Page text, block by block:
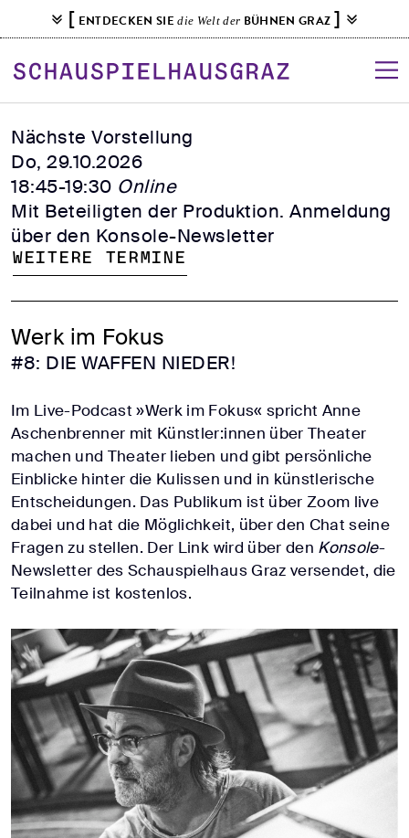
k
p
t
t
e
[ ENTDECKEN SIEdie Welt der BÜHNEN GRAZ ]
Nächste Vorstellung
Do, 29.10.2026
18:45-19:30 Online
Mit Beteiligten der Produktion. Anmeldung
über den Konsole-Newsletter
Weitere Termine
Werk im Fokus
#8: DIE WAFFEN NIEDER!
Im Live-Podcast »Werk im Fokus« spricht Anne
Aschenbrenner mit Künstler:innen über Theater
machen und Theater lieben und gibt persönliche
Einblicke hinter die Kulissen und in künstlerische
Entscheidungen. Das Publikum ist über Zoom live
dabei und hat die Möglichkeit, über den Chat seine
Fragen zu stellen. Der Link wird über den Konsole-
Newsletter des Schauspielhaus Graz versendet, die
Teilnahme ist kostenlos.